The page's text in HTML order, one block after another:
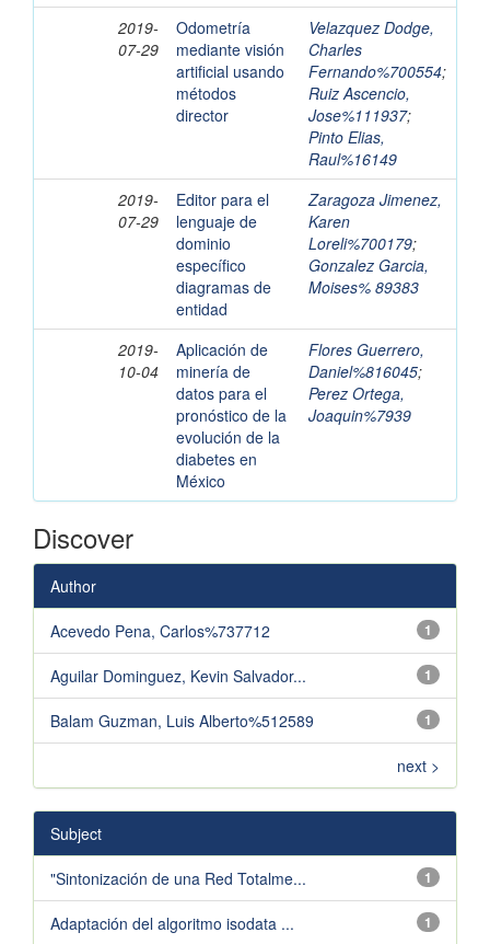
2019-
07-29
Odometría
mediante visión
artificial usando
métodos
director
Velazquez Dodge,
Charles
Fernando%700554;
Ruiz Ascencio,
Jose%111937;
Pinto Elias,
Raul%16149
2019-
07-29
Editor para el
lenguaje de
dominio
específico
diagramas de
entidad
Zaragoza Jimenez,
Karen
Loreli%700179;
Gonzalez Garcia,
Moises% 89383
2019-
10-04
Aplicación de
minería de
datos para el
pronóstico de la
evolución de la
diabetes en
México
Flores Guerrero,
Daniel%816045;
Perez Ortega,
Joaquin%7939
Discover
Author
1
Acevedo Pena, Carlos%737712
1
Aguilar Dominguez, Kevin Salvador...
1
Balam Guzman, Luis Alberto%512589
next >
Subject
1
"Sintonización de una Red Totalme...
1
Adaptación del algoritmo isodata ...